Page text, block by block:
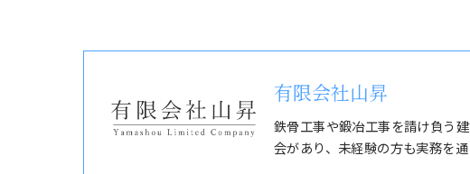
有限会社山昇
鉄骨工事や鍛冶工事を請け負う
会があり、未経験の方も実務を